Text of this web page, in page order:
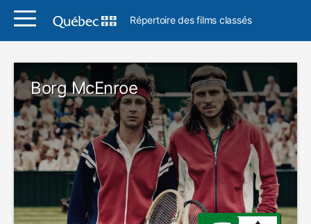
Répertoire des films classés
Borg McEnroe